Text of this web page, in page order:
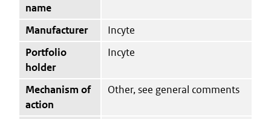
name
Manufacturer
Incyte
Portfolio
holder
Incyte
Mechanism of
action
Other, see general comments